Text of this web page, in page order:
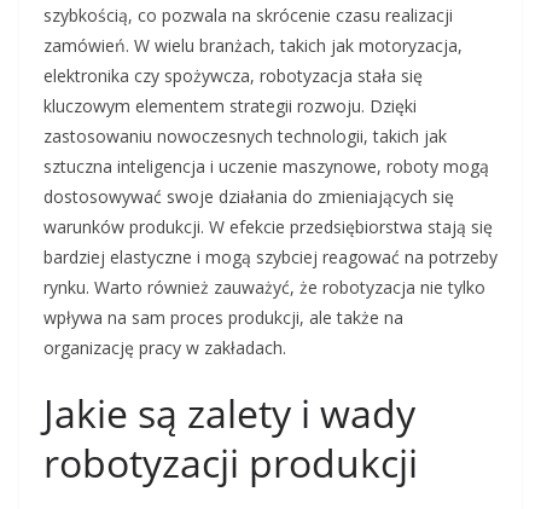
szybkością, co pozwala na skrócenie czasu realizacji
zamówień. W wielu branżach, takich jak motoryzacja,
elektronika czy spożywcza, robotyzacja stała się
kluczowym elementem strategii rozwoju. Dzięki
zastosowaniu nowoczesnych technologii, takich jak
sztuczna inteligencja i uczenie maszynowe, roboty mogą
dostosowywać swoje działania do zmieniających się
warunków produkcji. W efekcie przedsiębiorstwa stają się
bardziej elastyczne i mogą szybciej reagować na potrzeby
rynku. Warto również zauważyć, że robotyzacja nie tylko
wpływa na sam proces produkcji, ale także na
organizację pracy w zakładach.
Jakie są zalety i wady
robotyzacji produkcji